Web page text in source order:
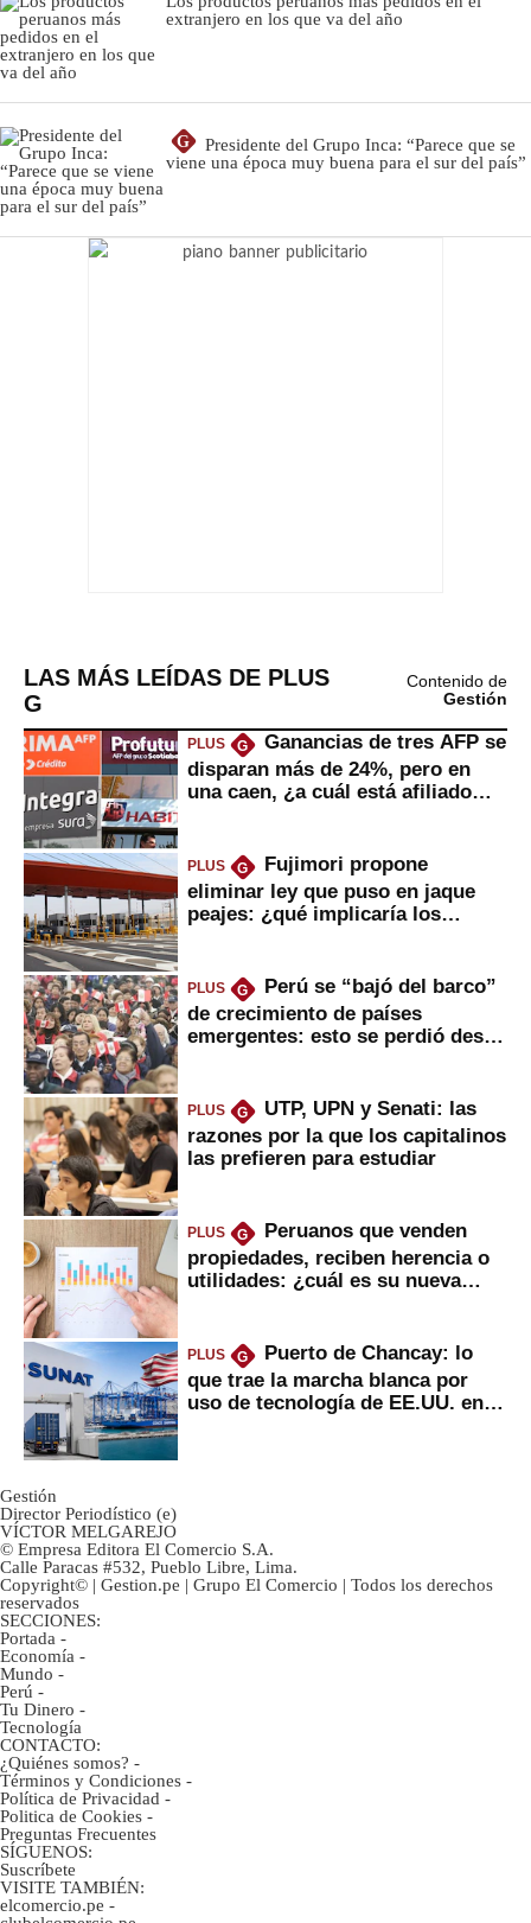
extranjero en los que va del año
G
Presidente del Grupo Inca: “Parece que se
viene una época muy buena para el sur del país”
LAS MÁS LEÍDAS DE PLUS
G
Contenido de
Gestión
PLUS G
Ganancias de tres AFP se
disparan más de 24%, pero en
una caen, ¿a cuál está afiliado
PLUS G
Fujimori propone
eliminar ley que puso en jaque
peajes: ¿qué implicaría los
PLUS G
Perú se “bajó del barco”
de crecimiento de países
emergentes: esto se perdió desde
PLUS G
UTP, UPN y Senati: las
razones por la que los capitalinos
las prefieren para estudiar
PLUS G
Peruanos que venden
propiedades, reciben herencia o
utilidades: ¿cuál es su nueva
PLUS G
Puerto de Chancay: lo
que trae la marcha blanca por
uso de tecnología de EE.UU. en
Gestión
Director Periodístico (e)
VÍCTOR MELGAREJO
© Empresa Editora El Comercio S.A.
Calle Paracas #532, Pueblo Libre, Lima.
Copyright© | Gestion.pe | Grupo El Comercio | Todos los derechos
reservados
SECCIONES:
Portada -
Economía -
Mundo -
Perú -
Tu Dinero -
Tecnología
CONTACTO:
¿Quiénes somos? -
Términos y Condiciones -
Política de Privacidad -
Politica de Cookies -
Preguntas Frecuentes
SÍGUENOS:
Suscríbete
VISITE TAMBIÉN:
elcomercio.pe -